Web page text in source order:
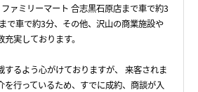
ァミリーマート 合志黒石原店まで車で約3
で車で約3分、その他、沢山の商業施設や
実しております。
するよう心がけておりますが、 来客されま
を行っているため、すでに成約、商談が入